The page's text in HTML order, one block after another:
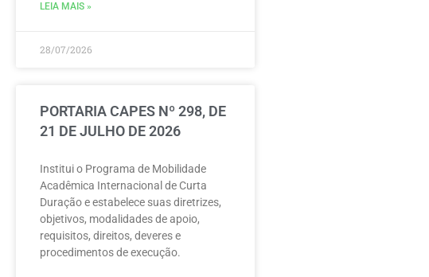
LEIA MAIS »
28/07/2026
PORTARIA CAPES Nº 298, DE
21 DE JULHO DE 2026
Institui o Programa de Mobilidade
Acadêmica Internacional de Curta
Duração e estabelece suas diretrizes,
objetivos, modalidades de apoio,
requisitos, direitos, deveres e
procedimentos de execução.